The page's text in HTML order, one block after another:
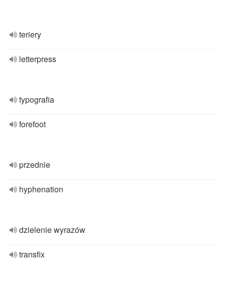
teriery
letterpress
typografia
forefoot
przednie
hyphenation
dzielenie wyrazów
transfix